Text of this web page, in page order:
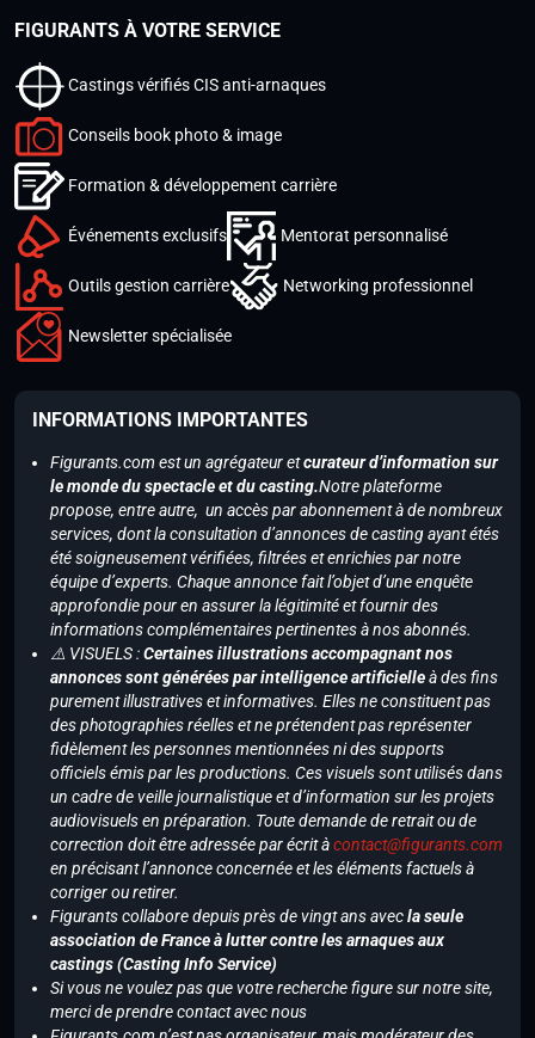
FIGURANTS À VOTRE SERVICE
Castings vérifiés CIS anti-arnaques
Conseils book photo & image
Formation & développement carrière
Événements exclusifs Mentorat personnalisé
Outils gestion carrière Networking professionnel
Newsletter spécialisée
INFORMATIONS IMPORTANTES
Figurants.com est un agrégateur etcurateur d’information sur
le monde du spectacle et du casting.Notre plateforme
propose, entre autre, un accès par abonnement à de nombreux
services, dont la consultation d’annonces de casting ayant étés
été soigneusement vérifiées, filtrées et enrichies par notre
équipe d’experts. Chaque annonce fait l’objet d’une enquête
approfondie pour en assurer la légitimité et fournir des
informations complémentaires pertinentes à nos abonnés.
⚠️ VISUELS :Certaines illustrations accompagnant nos
annonces sont générées par intelligence artificielleà des fins
purement illustratives et informatives. Elles ne constituent pas
des photographies réelles et ne prétendent pas représenter
fidèlement les personnes mentionnées ni des supports
officiels émis par les productions. Ces visuels sont utilisés dans
un cadre de veille journalistique et d’information sur les projets
audiovisuels en préparation. Toute demande de retrait ou de
correction doit être adressée par écrit àcontact@figurants.com
en précisant l’annonce concernée et les éléments factuels à
corriger ou retirer.
Figurants collabore depuis près de vingt ans avecla seule
association de France à lutter contre les arnaques aux
castings (Casting Info Service)
Si vous ne voulez pas que votre recherche figure sur notre site,
merci de prendre contact avec nous